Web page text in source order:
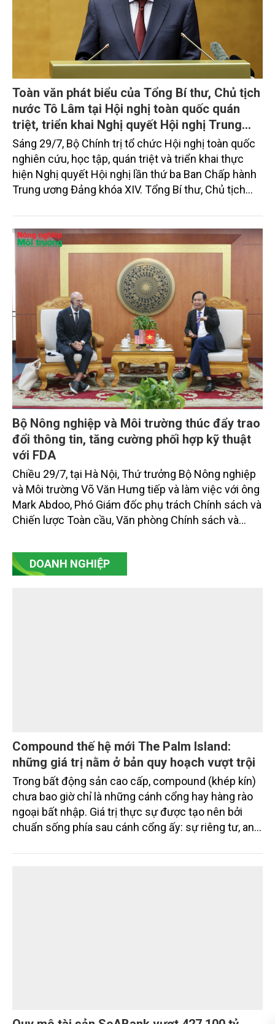
Toàn văn phát biểu của Tổng Bí thư, Chủ tịch
nước Tô Lâm tại Hội nghị toàn quốc quán
triệt, triển khai Nghị quyết Hội nghị Trung
ương 3, khóa XIV
Sáng 29/7, Bộ Chính trị tổ chức Hội nghị toàn quốc
nghiên cứu, học tập, quán triệt và triển khai thực
hiện Nghị quyết Hội nghị lần thứ ba Ban Chấp hành
Trung ương Đảng khóa XIV. Tổng Bí thư, Chủ tịch
trọng. Tạp chí Nông nghiệp và Môi trường trân trọng
giới thiệu toàn văn bài phát biểu của đồng chí Tổng
Bí thư, Chủ tịch nước.
Bộ Nông nghiệp và Môi trường thúc đẩy trao
đổi thông tin, tăng cường phối hợp kỹ thuật
với FDA
Chiều 29/7, tại Hà Nội, Thứ trưởng Bộ Nông nghiệp
và Môi trường Võ Văn Hưng tiếp và làm việc với ông
Mark Abdoo, Phó Giám đốc phụ trách Chính sách và
Chiến lược Toàn cầu, Văn phòng Chính sách và
và Dược phẩm Hoa Kỳ (FDA).
DOANH NGHIỆP
Compound thế hệ mới The Palm Island:
những giá trị nằm ở bản quy hoạch vượt trội
Trong bất động sản cao cấp, compound (khép kín)
chưa bao giờ chỉ là những cánh cổng hay hàng rào
ngoại bất nhập. Giá trị thực sự được tạo nên bởi
chuẩn sống phía sau cánh cổng ấy: sự riêng tư, an
vụ được thiết kế dành riêng cho họ.